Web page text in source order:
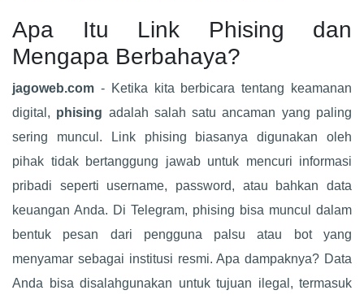
Apa Itu Link Phising dan
Mengapa Berbahaya?
jagoweb.com - Ketika kita berbicara tentang keamanan
digital, phising adalah salah satu ancaman yang paling
sering muncul. Link phising biasanya digunakan oleh
pihak tidak bertanggung jawab untuk mencuri informasi
pribadi seperti username, password, atau bahkan data
keuangan Anda. Di Telegram, phising bisa muncul dalam
bentuk pesan dari pengguna palsu atau bot yang
menyamar sebagai institusi resmi. Apa dampaknya? Data
Anda bisa disalahgunakan untuk tujuan ilegal, termasuk